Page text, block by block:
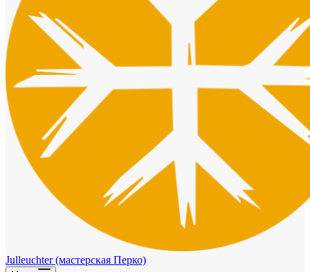
Julleuchter (мастерская Перко)